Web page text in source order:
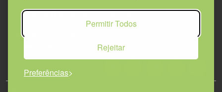
Permitir Todos
Rejeitar
Preferências
Edif. Lisboa Oriente | Av. Infante D. Henrique, n.º 333H, esc.
1800-282 Lisboa | Portugal